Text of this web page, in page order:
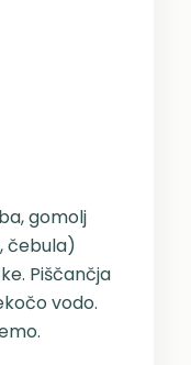
gomolj
čebula)
Piščančja
vodo.